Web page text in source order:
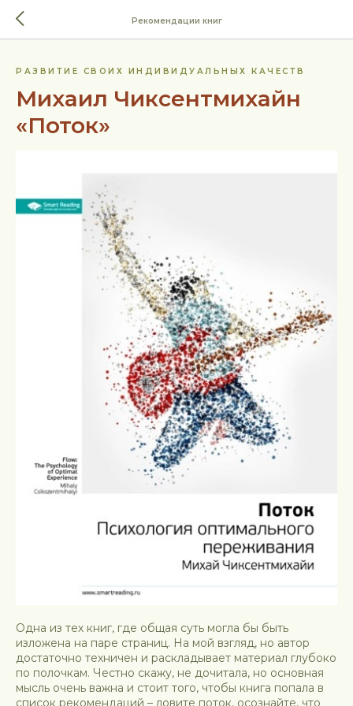
Рекомендации книг
РАЗВИТИЕ СВОИХ ИНДИВИДУАЛЬНЫХ КАЧЕСТВ
Михаил Чиксентмихайн
«Поток»
Одна из тех книг, где общая суть могла бы быть
изложена на паре страниц. На мой взгляд, но автор
достаточно техничен и раскладывает материал глубоко
по полочкам. Честно скажу, не дочитала, но основная
мысль очень важна и стоит того, чтобы книга попала в
список рекомендаций – ловите поток, осознайте, что